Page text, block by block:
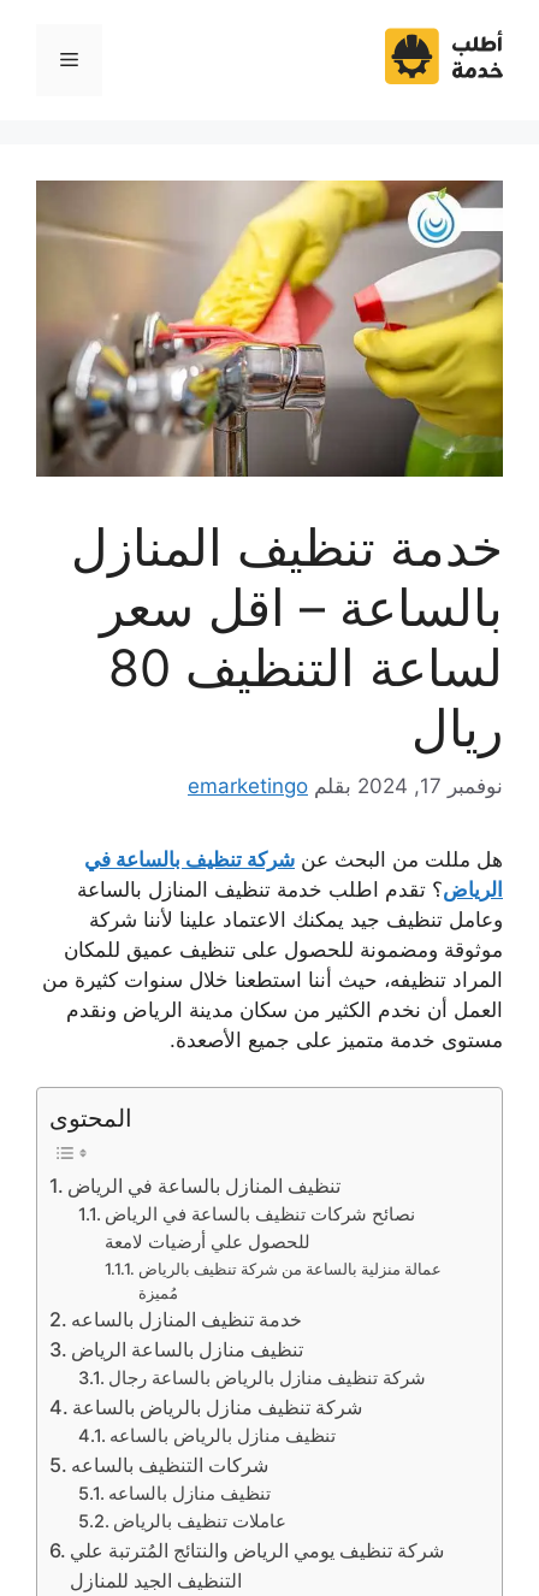
المحتوى
القائمة
خدمة تنظيف المنازل
بالساعة – اقل سعر
لساعة التنظيف 80
ريال
نوفمبر 17, 2024 بقلم emarketingo
هل مللت من البحث عن شركة تنظيف بالساعة في
الرياض؟ تقدم اطلب خدمة تنظيف المنازل بالساعة
وعامل تنظيف جيد يمكنك الاعتماد علينا لأننا شركة
موثوقة ومضمونة للحصول على تنظيف عميق للمكان
المراد تنظيفه، حيث أننا استطعنا خلال سنوات كثيرة من
العمل أن نخدم الكثير من سكان مدينة الرياض ونقدم
مستوى خدمة متميز على جميع الأصعدة.
المحتوى
تنظيف المنازل بالساعة في الرياض
نصائح شركات تنظيف بالساعة في الرياض
للحصول علي أرضيات لامعة
عمالة منزلية بالساعة من شركة تنظيف بالرياض
مُميزة
خدمة تنظيف المنازل بالساعه
تنظيف منازل بالساعة الرياض
شركة تنظيف منازل بالرياض بالساعة رجال
شركة تنظيف منازل بالرياض بالساعة
تنظيف منازل بالرياض بالساعه
شركات التنظيف بالساعه
تنظيف منازل بالساعه
عاملات تنظيف بالرياض
شركة تنظيف يومي الرياض والنتائج المُترتبة علي
التنظيف الجيد للمنازل